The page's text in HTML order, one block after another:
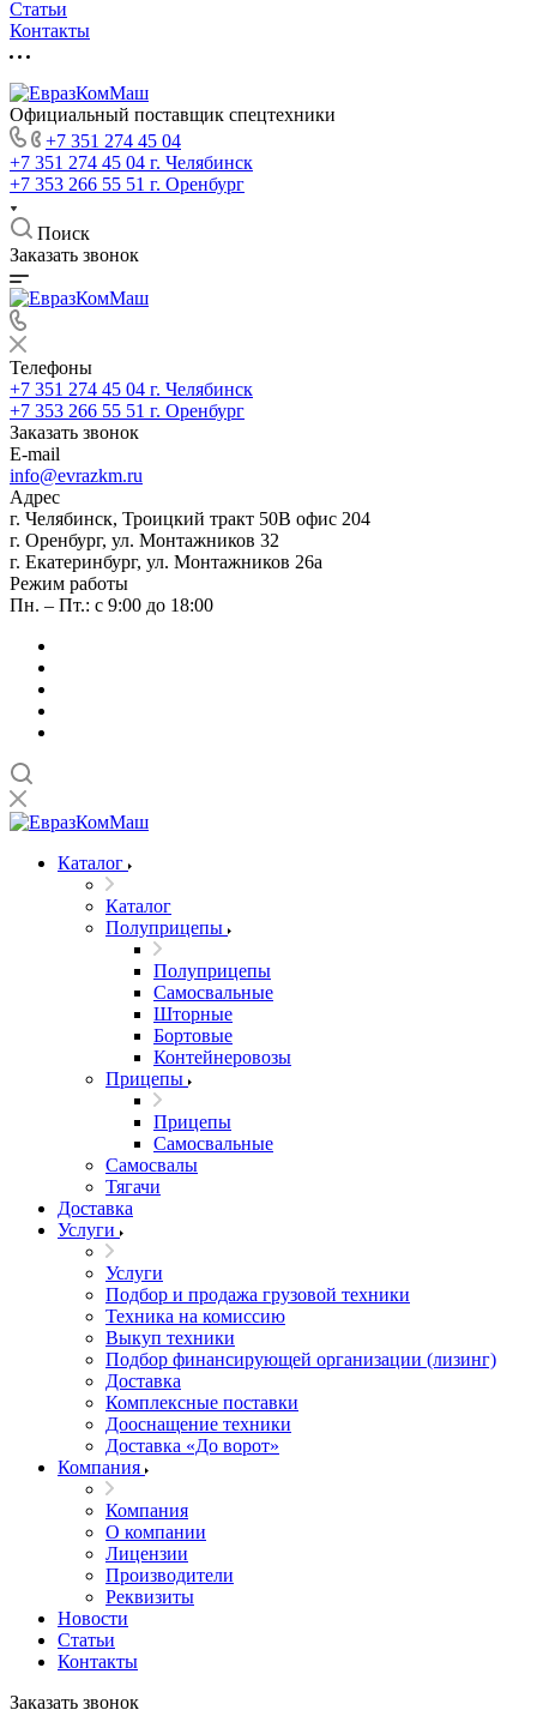
Статьи
Контакты
Официальный поставщик спецтехники
+7 351 274 45 04
+7 351 274 45 04 г. Челябинск
+7 353 266 55 51 г. Оренбург
Поиск
Заказать звонок
Телефоны
+7 351 274 45 04 г. Челябинск
+7 353 266 55 51 г. Оренбург
Заказать звонок
E-mail
info@evrazkm.ru
Адрес
г. Челябинск, Троицкий тракт 50В офис 204
г. Оренбург, ул. Монтажников 32
г. Екатеринбург, ул. Монтажников 26а
Режим работы
Пн. – Пт.: с 9:00 до 18:00
Каталог
Каталог
Полуприцепы
Полуприцепы
Самосвальные
Шторные
Бортовые
Контейнеровозы
Прицепы
Прицепы
Самосвальные
Самосвалы
Тягачи
Доставка
Услуги
Услуги
Подбор и продажа грузовой техники
Техника на комиссию
Выкуп техники
Подбор финансирующей организации (лизинг)
Доставка
Комплексные поставки
Дооснащение техники
Доставка «До ворот»
Компания
Компания
О компании
Лицензии
Производители
Реквизиты
Новости
Статьи
Контакты
Заказать звонок